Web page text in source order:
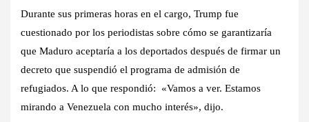
Durante sus primeras horas en el cargo, Trump fue
cuestionado por los periodistas sobre cómo se garantizaría
que Maduro aceptaría a los deportados después de firmar un
decreto que suspendió el programa de admisión de
refugiados. A lo que respondió: «Vamos a ver. Estamos
mirando a Venezuela con mucho interés», dijo.